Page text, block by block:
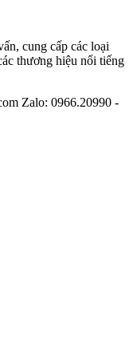
cung cấp các loại
thương hiệu nổi tiếng
Zalo: 0966.20990 -